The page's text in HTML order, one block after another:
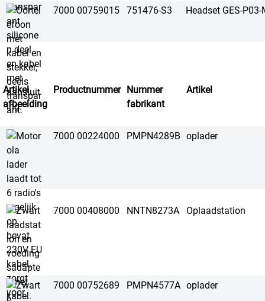
7000 00759015 751476-S3 Headset GES-
Artikel
afbeelding
Productnummer Nummer
fabrikant
Artikel
7000 00224000 PMPN4289B oplader
7000 00408000 NNTN8273A Oplaadstation
7000 00752689 PMPN4577A oplader